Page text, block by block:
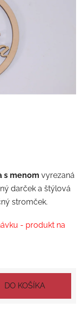
s menom vyrezaná
darček a štýlová
stromček.
- produkt na
DO KOŠÍKA